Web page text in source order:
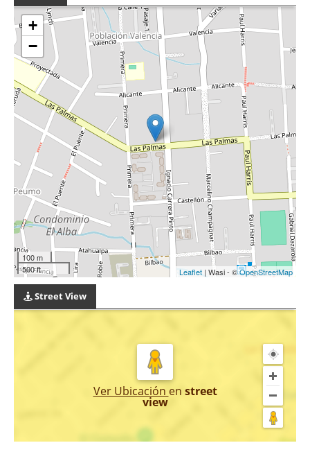
+
−
100 m
500 ft
Leaflet | Wasi - ©OpenStreetMap
Street View
Ver Ubicación en street
view